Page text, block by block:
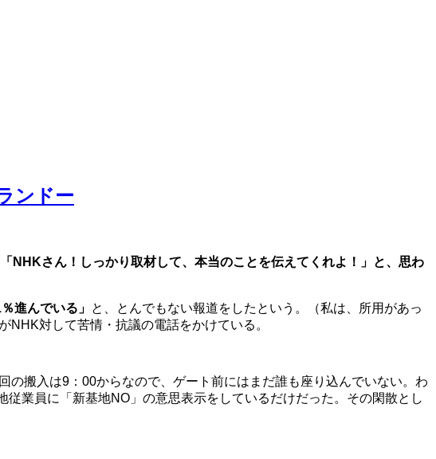
ンドー
「NHKさん！しっかり取材して、本当のことを伝えてくれよ！」と、思わ
進んでいる」 と、とんでもない報道をしたという。（私は、所用があっ
対して苦情・抗議の電話をかけている。
搬入は9：00からなので、ゲート前にはまだ誰も座り込んでいない。わ
業員に「新基地NO」の意思表示をしているだけだった。 その閑散とし